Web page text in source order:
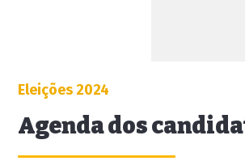
Eleições 2024
Agenda dos